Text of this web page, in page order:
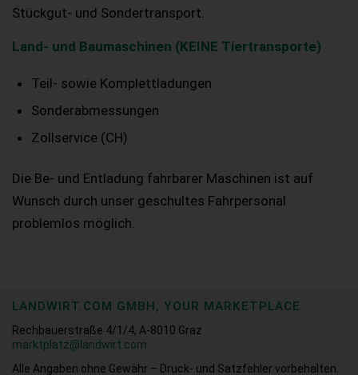
Stückgut- und Sondertransport.
Land- und Baumaschinen (KEINE Tiertransporte)
Teil- sowie Komplettladungen
Sonderabmessungen
Zollservice (CH)
Die Be- und Entladung fahrbarer Maschinen ist auf
Wunsch durch unser geschultes Fahrpersonal
problemlos möglich.
LANDWIRT.COM GMBH, YOUR MARKETPLACE
Rechbauerstraße 4/1/4, A-8010 Graz
marktplatz@landwirt.com
Alle Angaben ohne Gewähr – Druck- und Satzfehler vorbehalten.